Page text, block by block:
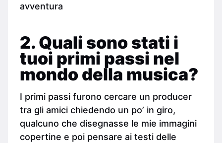
avventura
2. Quali sono stati i
tuoi primi passi nel
mondo della musica?
I primi passi furono cercare un producer
tra gli amici chiedendo un po’ in giro,
qualcuno che disegnasse le mie immagini
copertine e poi pensare ai testi delle